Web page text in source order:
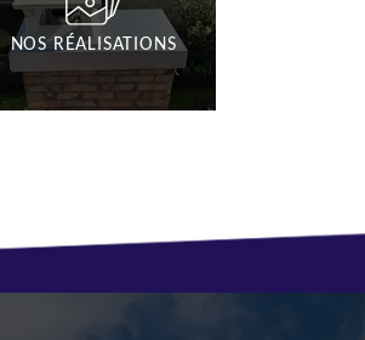
NOS RÉALISATIONS